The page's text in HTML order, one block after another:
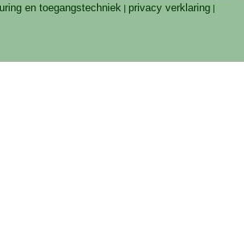
en toegangstechniek | privacy verklaring |